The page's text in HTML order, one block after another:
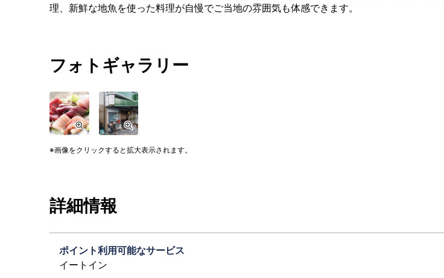
理、新鮮な地魚を使った料理が自慢でご当地の雰囲気も体感できます。
フォトギャラリー
画像をクリックすると拡大表示されます。
詳細情報
ポイント利用可能なサービス
イートイン